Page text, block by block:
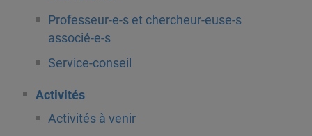
Professeur-e-s et chercheur-euse-s
associé-e-s
Service-conseil
Activités
Activités à venir